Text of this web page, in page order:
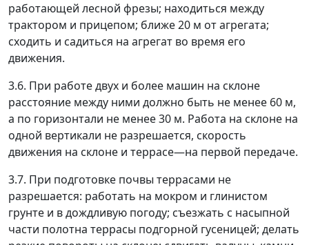
работающей лесной фрезы; находиться между
трактором и прицепом; ближе 20 м от агрегата;
сходить и садиться на агрегат во время его
движения.
3.6. При работе двух и более машин на склоне
расстояние между ними должно быть не менее 60 м,
а по горизонтали не менее 30 м. Работа на склоне на
одной вертикали не разрешается, скорость
движения на склоне и террасе—на первой передаче.
3.7. При подготовке почвы террасами не
разрешается: работать на мокром и глинистом
грунте и в дождливую погоду; съезжать с насыпной
части полотна террасы подгорной гусеницей; делать